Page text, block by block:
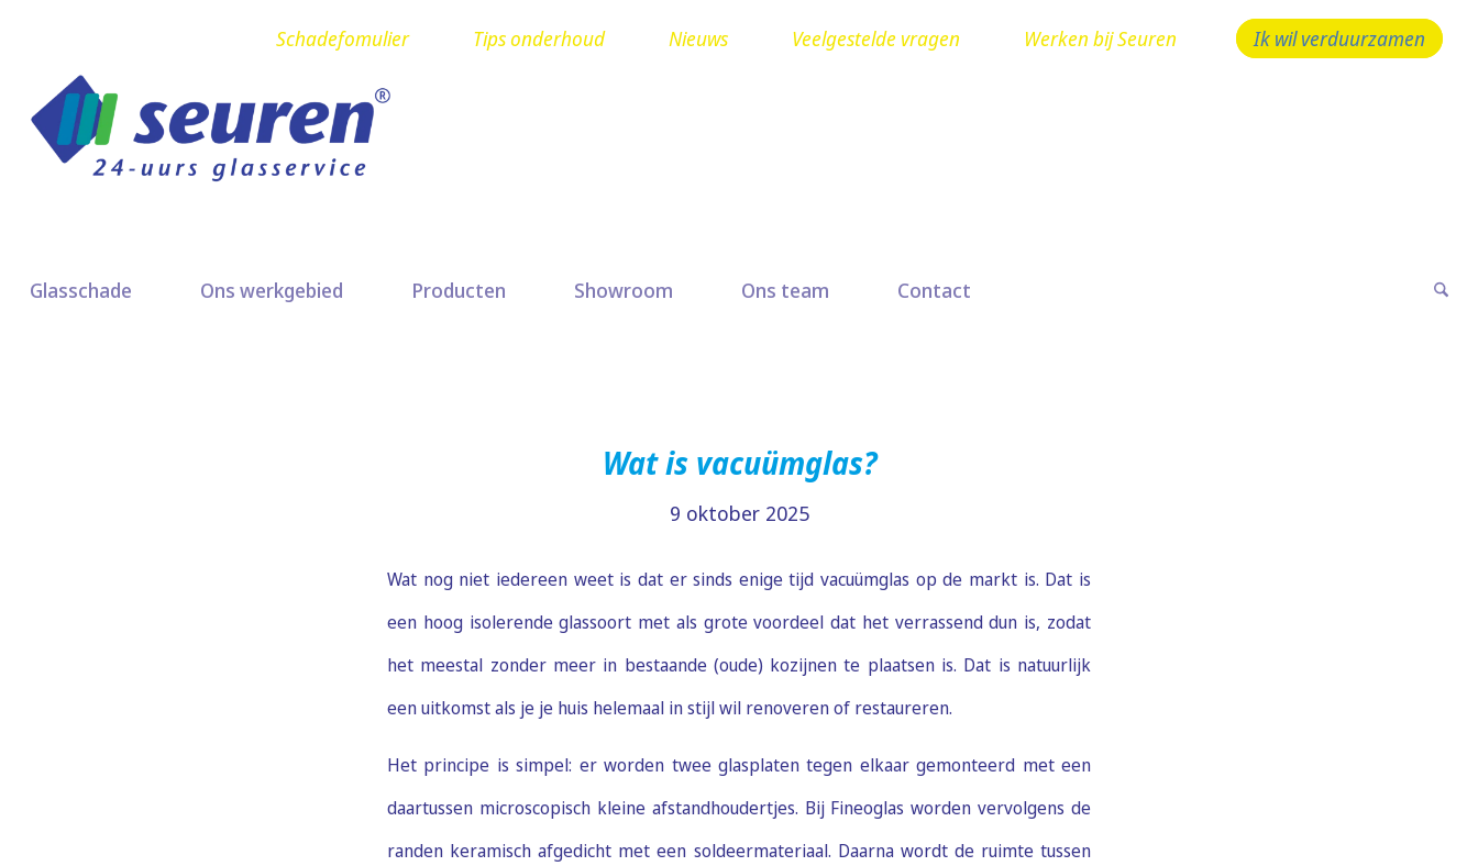
Schadefomulier Tips onderhoud Nieuws Veelgestelde vragen Werken bij Seuren Ik wil verduurzamen
Glasschade Ons werkgebied Producten Showroom Ons team Contact
Wat is vacuümglas?
9 oktober 2025
Wat nog niet iedereen weet is dat er sinds enige tijd vacuümglas op de markt is. Dat is
een hoog isolerende glassoort met als grote voordeel dat het verrassend dun is, zodat
het meestal zonder meer in bestaande (oude) kozijnen te plaatsen is. Dat is natuurlijk
een uitkomst als je je huis helemaal in stijl wil renoveren of restaureren.
Het principe is simpel: er worden twee glasplaten tegen elkaar gemonteerd met een
daartussen microscopisch kleine afstandhoudertjes. Bij Fineoglas worden vervolgens de
randen keramisch afgedicht met een soldeermateriaal. Daarna wordt de ruimte tussen